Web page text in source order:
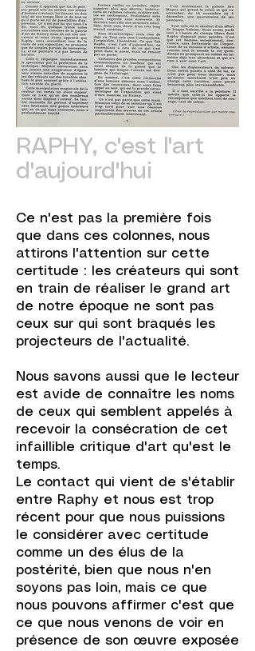
RAPHY, c'est l'art
d'aujourd'hui
Ce n'est pas la première fois
que dans ces colonnes, nous
attirons l'attention sur cette
certitude : les créateurs qui sont
en train de réaliser le grand art
de notre époque ne sont pas
ceux sur qui sont braqués les
projecteurs de l'actualité.
Nous savons aussi que le lecteur
est avide de connaître les noms
de ceux qui semblent appelés à
recevoir la consécration de cet
infaillible critique d'art qu'est le
temps.
Le contact qui vient de s'établir
entre Raphy et nous est trop
récent pour que nous puissions
le considérer avec certitude
comme un des élus de la
postérité, bien que nous n'en
soyons pas loin, mais ce que
nous pouvons affirmer c'est que
ce que nous venons de voir en
présence de son œuvre exposée